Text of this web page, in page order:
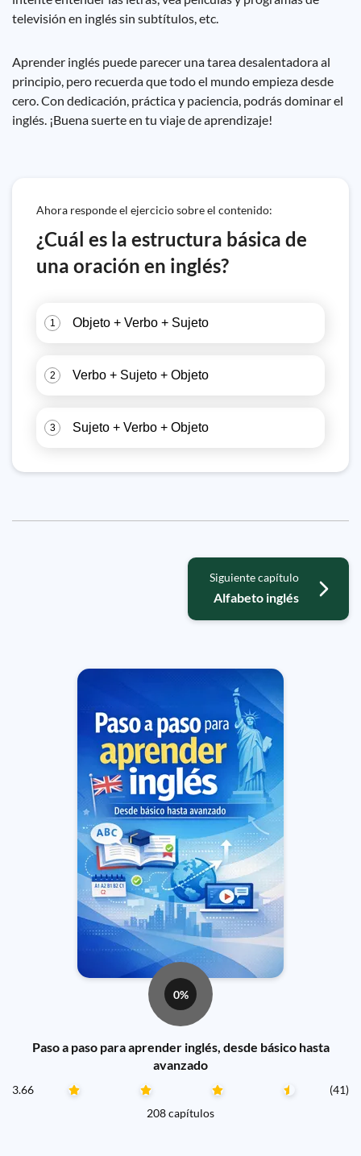
televisión en inglés sin subtítulos, etc.
Aprender inglés puede parecer una tarea desalentadora al
principio, pero recuerda que todo el mundo empieza desde
cero. Con dedicación, práctica y paciencia, podrás dominar el
inglés. ¡Buena suerte en tu viaje de aprendizaje!
Ahora responde el ejercicio sobre el contenido:
¿Cuál es la estructura básica de
una oración en inglés?
1 Objeto + Verbo + Sujeto
2 Verbo + Sujeto + Objeto
3 Sujeto + Verbo + Objeto
Siguiente capítulo
Alfabeto inglés
0%
Paso a paso para aprender inglés, desde básico hasta
avanzado
3.66
(41)
208 capítulos